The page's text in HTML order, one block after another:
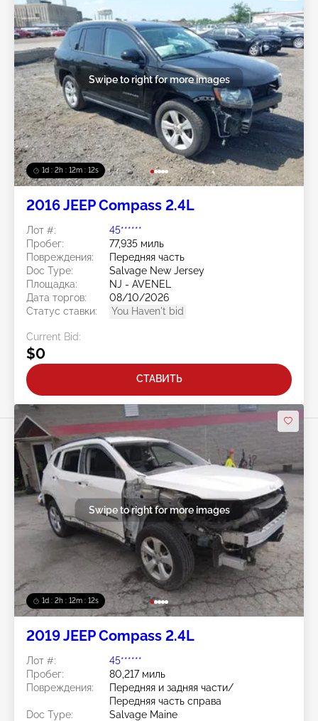
1d : 2h : 12m : 10s
Swipe to right for more images
2016 JEEP Compass 2.4L
Лот #:
45******
Пробег:
77,935 миль
Повреждения:
Передняя часть
Doc Type:
Salvage New Jersey
Площадка:
NJ - AVENEL
Дата торгов:
08/10/2026
Статус ставки:
You Haven't bid
Current Bid:
$0
СТАВИТЬ
1d : 2h : 12m : 10s
Swipe to right for more images
2019 JEEP Compass 2.4L
Лот #:
45******
Пробег:
80,217 миль
Повреждения:
Передняя и задняя части/
Передняя часть справа
Doc Type:
Salvage Maine